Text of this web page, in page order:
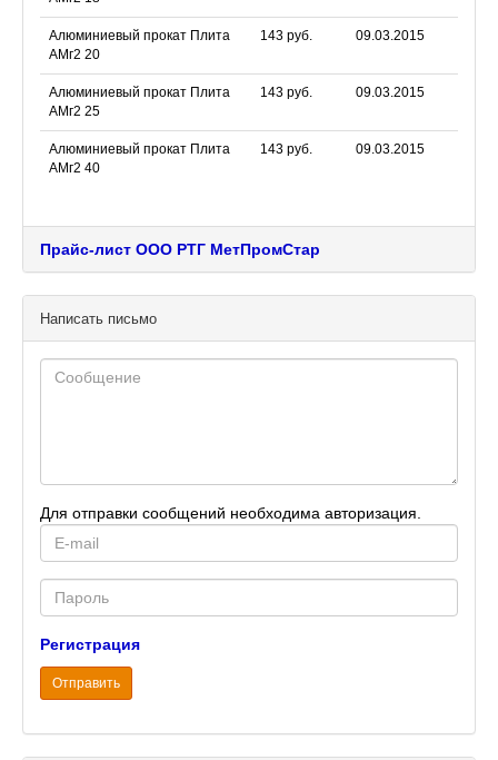
Алюминиевый прокат Плита
АМг2 20
143 руб. 09.03.2015
Алюминиевый прокат Плита
АМг2 25
143 руб. 09.03.2015
Алюминиевый прокат Плита
АМг2 40
143 руб. 09.03.2015
Прайс-лист ООО РТГ МетПромСтар
Написать письмо
Для отправки сообщений необходима авторизация.
mail
Password
Регистрация
Отправить